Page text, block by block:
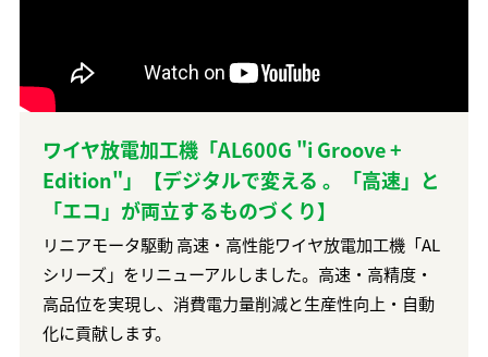
ワイヤ放電加工機「AL600G "i Groove +
Edition"」【デジタルで変える 。「高速」と
「エコ」が両立するものづくり】
リニアモータ駆動 高速・高性能ワイヤ放電加工機「AL
シリーズ」をリニューアルしました。高速・高精度・
高品位を実現し、消費電力量削減と生産性向上・自動
化に貢献します。